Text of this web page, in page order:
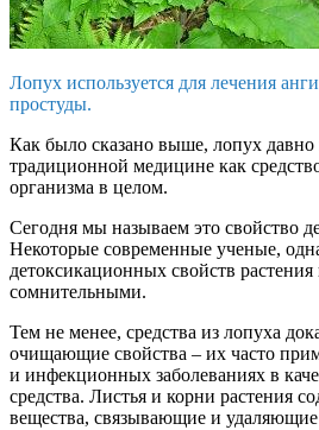
Лопух используется для лечения
простуды.
Как было сказано выше, лопух давно
традиционной медицине как
организма в целом.
Сегодня мы называем это свойство
Некоторые современные ученые,
детоксикационных свойств
сомнительными.
Тем не менее, средства из лопуха
очищающие свойства – их часто
и инфекционных заболеваниях в
средства. Листья и корни растения
вещества, связывающие и